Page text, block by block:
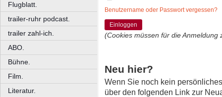
Flugblatt.
trailer-ruhr podcast.
trailer zahl-ich.
ABO.
Bühne.
Film.
Literatur.
Benutzername oder Passwort vergessen?
Einloggen
(Cookies müssen für die Anmeldung
Neu hier?
Wenn Sie noch kein
über den folgenden Link zur